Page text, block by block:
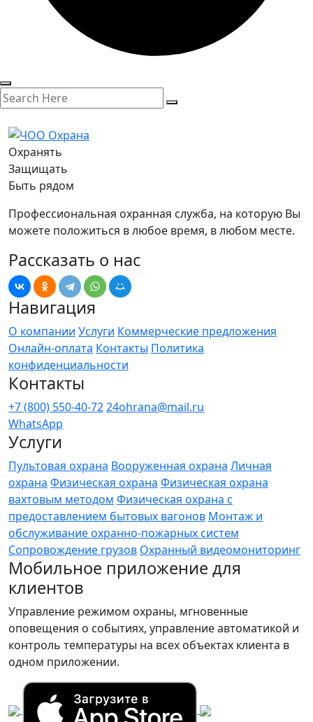
Охранять
Защищать
Быть рядом
Профессиональная охранная служба, на которую Вы
можете положиться в любое время, в любом месте.
Рассказать о нас
Навигация
О компании Услуги Коммерческие предложения
Онлайн-оплата Контакты Политика
конфиденциальности
Контакты
+7 (800) 550-40-7224ohrana@mail.ru
WhatsApp
Услуги
Пультовая охрана Вооруженная охрана Личная
охрана Физическая охрана Физическая охрана
вахтовым методом Физическая охрана с
предоставлением бытовых вагонов Монтаж и
обслуживание охранно-пожарных систем
Сопровождение грузов Охранный видеомониторинг
Мобильное приложение для
клиентов
Управление режимом охраны, мгновенные
оповещения о событиях, управление автоматикой и
контроль температуры на всех объектах клиента в
одном приложении.